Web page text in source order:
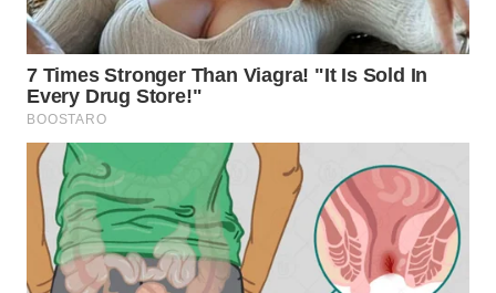
DAIRI
WN
DANAU
TOBA
WN
NIAS
WN
LANGKAT